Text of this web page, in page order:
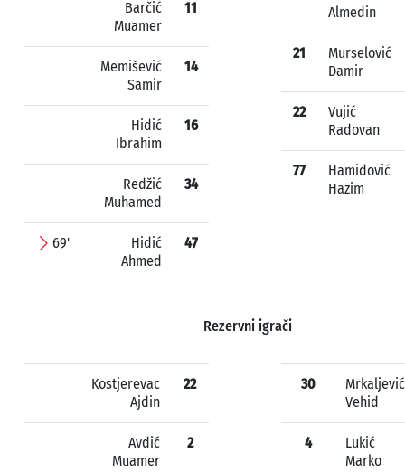
Barčić
Muamer
11
Memišević
Samir
14
Hidić
Ibrahim
16
Redžić
Muhamed
34
69'
Hidić
Ahmed
47
Almedin
21
Murselović
Damir
22
Vujić
Radovan
77
Hamidović
Hazim
Rezervni igrači
Kostjerevac
Ajdin
22
Avdić
Muamer
2
30
Mrkaljević
Vehid
4
Lukić
Marko